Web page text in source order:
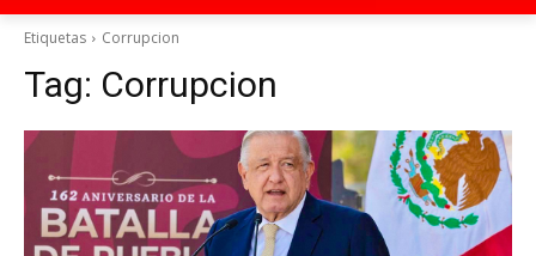
Etiquetas Corrupcion
Tag: Corrupcion